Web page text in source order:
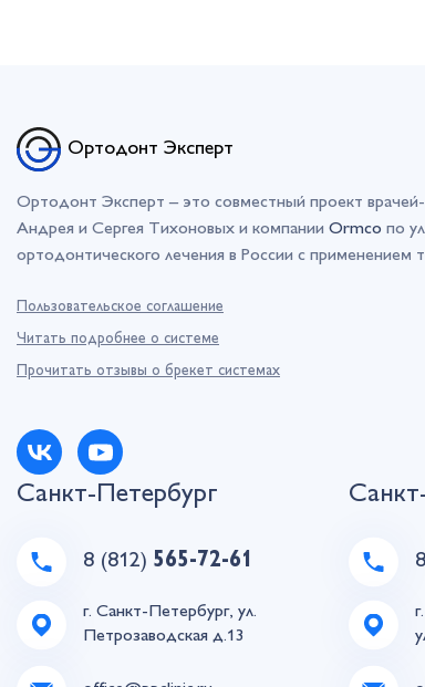
Ортодонт Эксперт
Ортодонт Эксперт – это совместный проект
Андрея и Сергея Тихоновых и компании Ormco по
ортодонтического лечения в России с применением
Пользовательское соглашение
Читать подробнее о системе
Прочитать отзывы о брекет системах
Санкт-Петербург
8 (812) 565-72-61
г. Санкт-Петербург, ул.
Петрозаводская д.13